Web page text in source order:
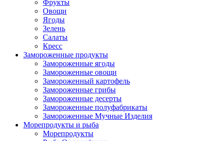
Фрукты
Овощи
Ягоды
Зелень
Салаты
Кресс
Замороженные продукты
Замороженные ягоды
Замороженные овощи
Замороженный картофель
Замороженные грибы
Замороженные десерты
Замороженные полуфабрикаты
Замороженные Мучные Изделия
Морепродукты и рыба
Морепродукты